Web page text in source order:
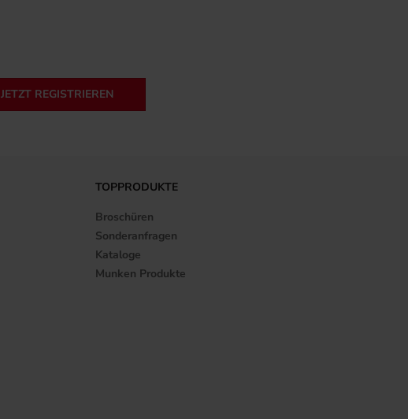
JETZT REGISTRIEREN
TOPPRODUKTE
Broschüren
Sonderanfragen
Kataloge
Munken Produkte